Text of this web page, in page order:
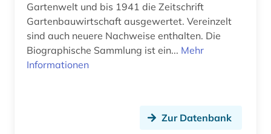
ddr (1)
dedesdorf (1)
Gartenwelt und bis 1941 die Zeitschrift
Gartenbauwirtschaft ausgewertet. Vereinzelt
sind auch neuere Nachweise enthalten. Die
Biographische Sammlung ist ein... Mehr
Informationen
Zur Datenbank